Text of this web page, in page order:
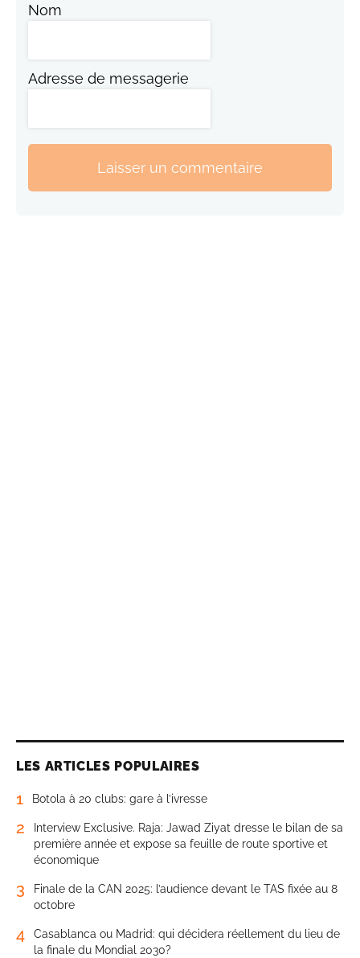
Nom
Adresse de messagerie
Laisser un commentaire
LES ARTICLES POPULAIRES
1 Botola à 20 clubs: gare à l’ivresse
2
Interview Exclusive. Raja: Jawad Ziyat dresse le bilan de sa
première année et expose sa feuille de route sportive et
économique
3
Finale de la CAN 2025: l’audience devant le TAS fixée au 8
octobre
4
Casablanca ou Madrid: qui décidera réellement du lieu de
la finale du Mondial 2030?